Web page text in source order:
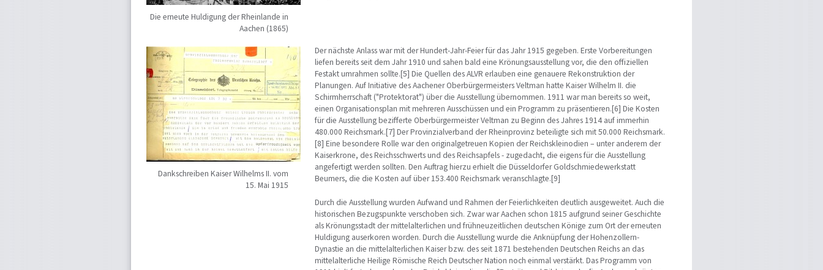
Die erneute Huldigung der Rheinlande in
Aachen (1865)
Dankschreiben Kaiser Wilhelms II. vom
15. Mai 1915
Der nächste Anlass war mit der Hundert-Jahr-Feier für das Jahr 1915 gegeben. Erste Vorbereitungen
liefen bereits seit dem Jahr 1910 und sahen bald eine Krönungsausstellung vor, die den offiziellen
Festakt umrahmen sollte.[5] Die Quellen des ALVR erlauben eine genauere Rekonstruktion der
Planungen. Auf Initiative des Aachener Oberbürgermeisters Veltman hatte Kaiser Wilhelm II. die
Schirmherrschaft ("Protektorat") über die Ausstellung übernommen. 1911 war man bereits so weit,
einen Organisationsplan mit mehreren Ausschüssen und ein Programm zu präsentieren.[6] Die Kosten
für die Ausstellung bezifferte Oberbürgermeister Veltman zu Beginn des Jahres 1914 auf immerhin
480.000 Reichsmark.[7] Der Provinzialverband der Rheinprovinz beteiligte sich mit 50.000 Reichsmark.
[8] Eine besondere Rolle war den originalgetreuen Kopien der Reichskleinodien – unter anderem der
Kaiserkrone, des Reichsschwerts und des Reichsapfels - zugedacht, die eigens für die Ausstellung
angefertigt werden sollten. Den Auftrag hierzu erhielt die Düsseldorfer Goldschmiedewerkstatt
Beumers, die die Kosten auf über 153.400 Reichsmark veranschlagte.[9]
Durch die Ausstellung wurden Aufwand und Rahmen der Feierlichkeiten deutlich ausgeweitet. Auch die
historischen Bezugspunkte verschoben sich. Zwar war Aachen schon 1815 aufgrund seiner Geschichte
als Krönungsstadt der mittelalterlichen und frühneuzeitlichen deutschen Könige zum Ort der erneuten
Huldigung auserkoren worden. Durch die Ausstellung wurde die Anknüpfung der Hohenzollern-
Dynastie an die mittelalterlichen Kaiser bzw. des seit 1871 bestehenden Deutschen Reichs an das
mittelalterliche Heilige Römische Reich Deutscher Nation noch einmal verstärkt. Das Programm von